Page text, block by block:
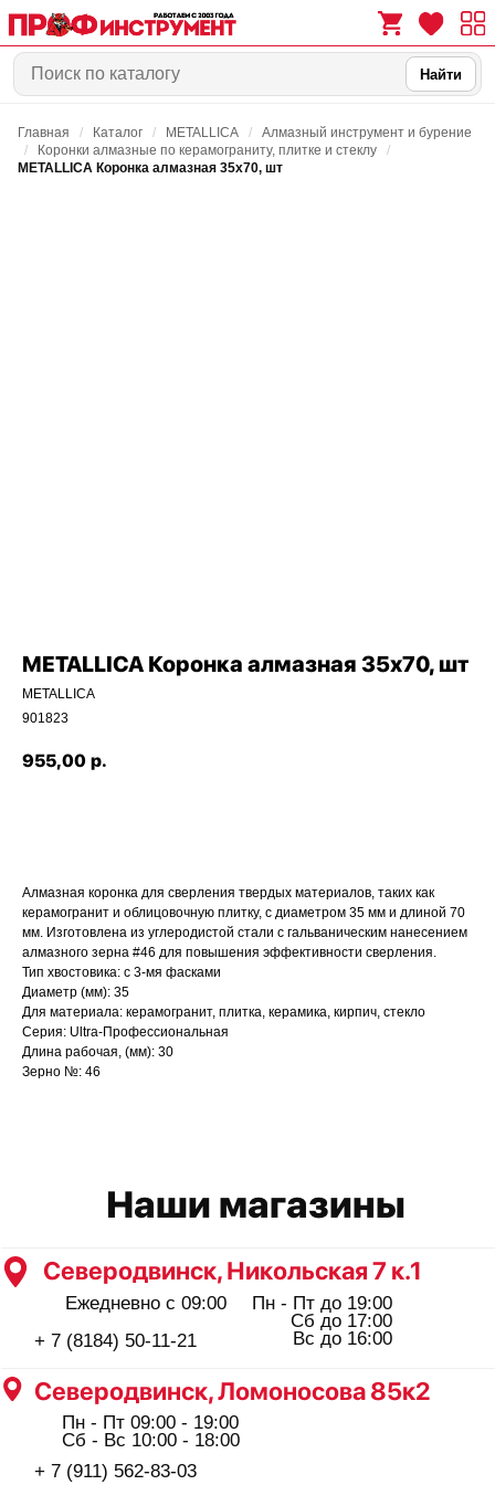
0 0
Найти
Главная / Каталог / METALLICA /
Алмазный инструмент и бурение
/
Коронки алмазные по керамограниту, плитке и стеклу
/
METALLICA Коронка алмазная 35х70, шт
METALLICA Коронка алмазная 35х70, шт
METALLICA
901823
955,00 р.
Алмазная коронка для сверления твердых материалов, таких как
керамогранит и облицовочную плитку, с диаметром 35 мм и длиной 70
мм. Изготовлена из углеродистой стали с гальваническим нанесением
алмазного зерна #46 для повышения эффективности сверления.
Тип хвостовика: с 3-мя фасками
Диаметр (мм): 35
Для материала: керамогранит, плитка, керамика, кирпич, стекло
Серия: Ultra-Профессиональная
Длина рабочая, (мм): 30
Зерно №: 46
Архангельск, Урицкого 50 к.1
Северодвинск, Ломоносова 85к2
Северодвинск, Никольская 7 к.1
Ежедневно с 09:00
Пн - Пт до 19:00
Сб до 17:00
Вс до 16:00
Пн - Пт 09:00 - 19:00
Сб - Вс 10:00 - 18:00
+ 7 (8184) 50-11-21
+ 7 (911) 562-83-03